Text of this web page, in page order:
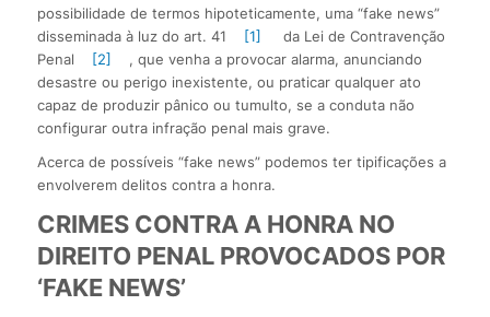
possibilidade de termos hipoteticamente, uma “fake news”
disseminada à luz do art. 41
[1]
da Lei de Contravenção
Penal
[2]
, que venha a provocar alarma, anunciando
desastre ou perigo inexistente, ou praticar qualquer ato
capaz de produzir pânico ou tumulto, se a conduta não
configurar outra infração penal mais grave.
Acerca de possíveis “fake news” podemos ter tipificações a
envolverem delitos contra a honra.
CRIMES CONTRA A HONRA NO
DIREITO PENAL PROVOCADOS POR
‘FAKE NEWS’